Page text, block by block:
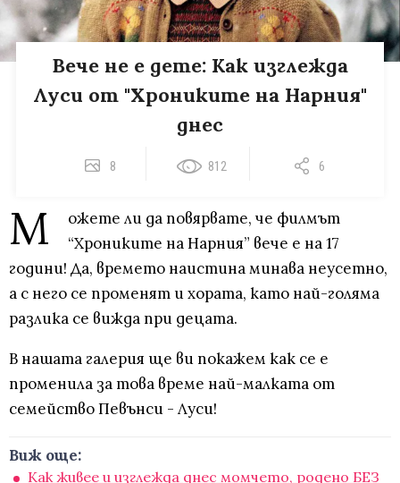
Вече не е дете: Как изглежда
Луси от "Хрониките на Нарния"
днес
8 812 6
М
ожете ли да повярвате, че филмът
“Хрониките на Нарния” вече е на 17
години! Да, времето наистина минава неусетно,
а с него се променят и хората, като най-голяма
разлика се вижда при децата.
В нашата галерия ще ви покажем как се е
променила за това време най-малката от
семейство Певънси - Луси!
Виж още:
Как живее и изглежда днес момчето, родено БЕЗ